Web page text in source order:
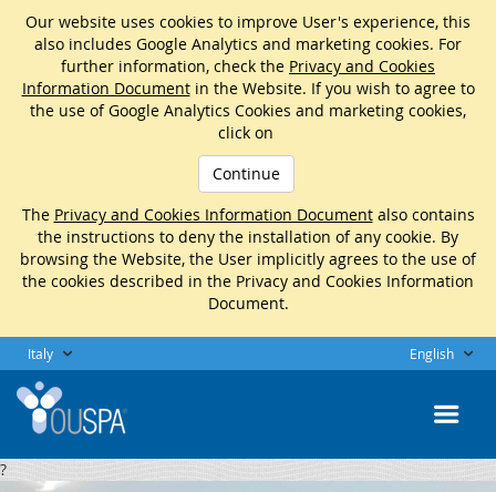
Our website uses cookies to improve User's experience, this
also includes Google Analytics and marketing cookies. For
further information, check the Privacy and Cookies
Information Documentin the Website. If you wish to agree to
the use of Google Analytics Cookies and marketing cookies,
click on
Continue
The Privacy and Cookies Information Documentalso contains
the instructions to deny the installation of any cookie. By
browsing the Website, the User implicitly agrees to the use of
the cookies described in the Privacy and Cookies Information
Document.
Italy English
?